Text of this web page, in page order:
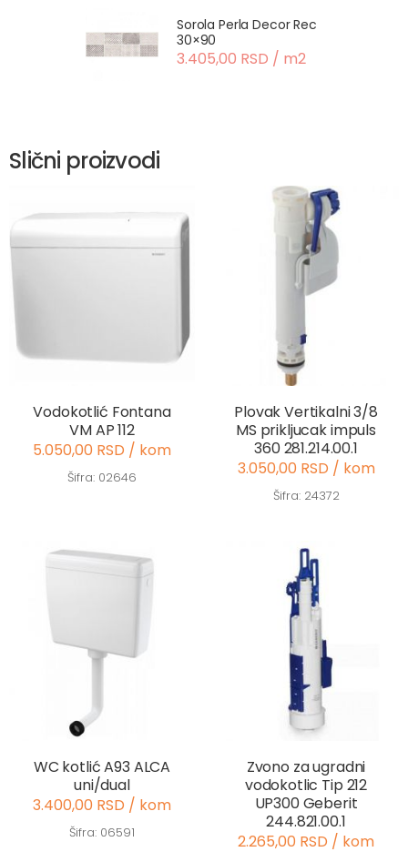
Sorola Perla Decor Rec
30×90
3.405,00 RSD / m2
Slični proizvodi
Vodokotlić Fontana
VM AP 112
5.050,00 RSD / kom
Šifra: 02646
Plovak Vertikalni 3/8
MS prikljucak impuls
360 281.214.00.1
3.050,00 RSD / kom
Šifra: 24372
WC kotlić A93 ALCA
uni/dual
3.400,00 RSD / kom
Šifra: 06591
Zvono za ugradni
vodokotlic Tip 212
UP300 Geberit
244.821.00.1
2.265,00 RSD / kom